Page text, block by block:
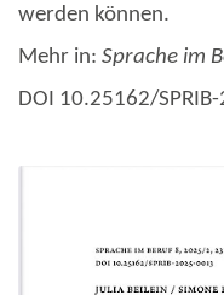
werden können.
Mehr in: Sprache im
DOI 10.25162/